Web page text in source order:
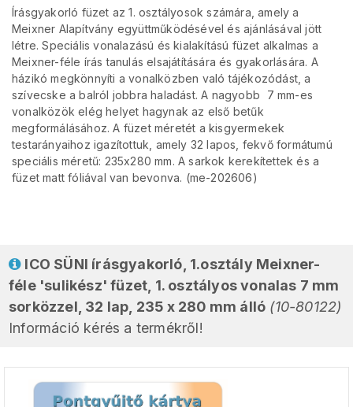
Írásgyakorló füzet az 1. osztályosok számára, amely a
Meixner Alapítvány együttműködésével és ajánlásával jött
létre. Speciális vonalazású és kialakítású füzet alkalmas a
Meixner-féle írás tanulás elsajátítására és gyakorlására. A
házikó megkönnyíti a vonalközben való tájékozódást, a
szívecske a balról jobbra haladást. A nagyobb  7 mm-es 
vonalközök elég helyet hagynak az első betűk
megformálásához. A füzet méretét a kisgyermekek
testarányaihoz igazítottuk, amely 32 lapos, fekvő formátumú
speciális méretű: 235x280 mm. A sarkok kerekítettek és a
füzet matt fóliával van bevonva. (me-202606)
ICO SÜNI írásgyakorló, 1.osztály Meixner-
féle 'sulikész' füzet, 1. osztályos vonalas 7 mm
sorközzel, 32 lap, 235 x 280 mm álló (10-80122)
Információ kérés a termékről!